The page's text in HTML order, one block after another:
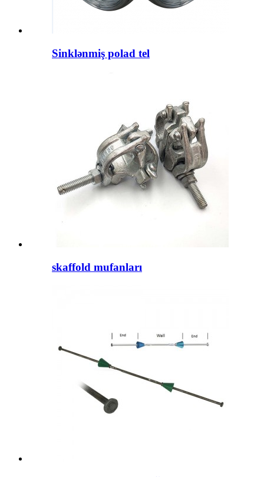
Sinklənmiş polad tel
skaffold mufanları